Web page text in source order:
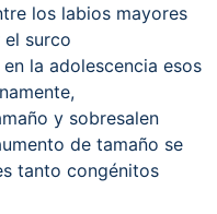
los labios mayores
surco
la adolescencia esos
y sobresalen
de tamaño se
tanto congénitos